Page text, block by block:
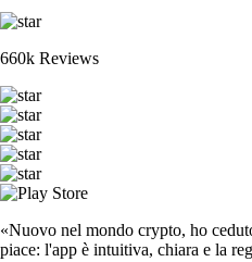
660k Reviews
«Nuovo nel mondo crypto, ho
piace: l'app è intuitiva, chiara e la